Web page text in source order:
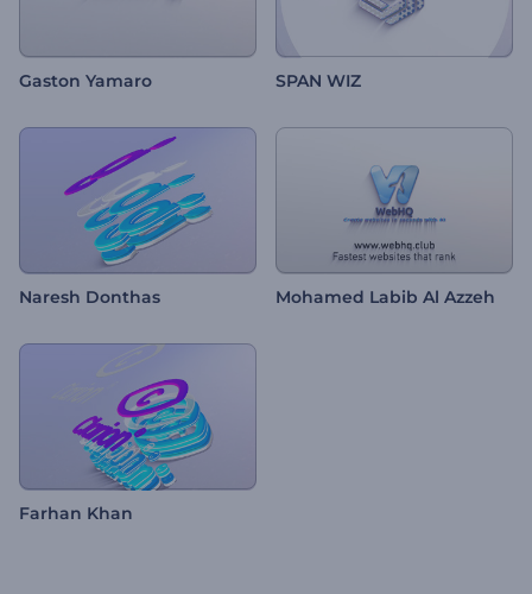
Gaston Yamaro SPAN WIZ
Naresh Donthas Mohamed Labib Al Azzeh
Farhan Khan